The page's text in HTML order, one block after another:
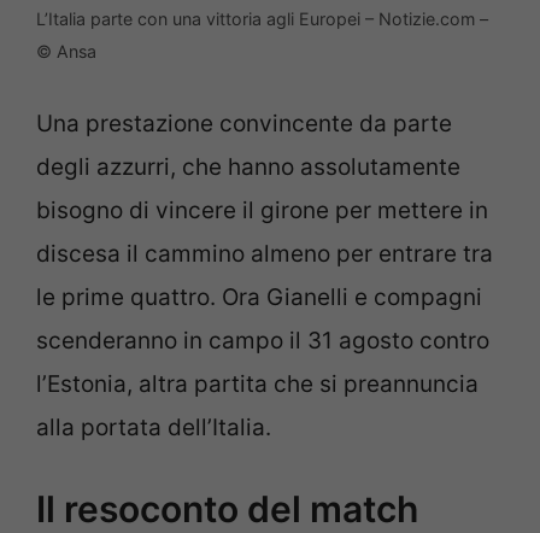
L’Italia parte con una vittoria agli Europei – Notizie.com –
© Ansa
Una prestazione convincente da parte
degli azzurri, che hanno assolutamente
bisogno di vincere il girone per mettere in
discesa il cammino almeno per entrare tra
le prime quattro. Ora Gianelli e compagni
scenderanno in campo il 31 agosto contro
l’Estonia, altra partita che si preannuncia
alla portata dell’Italia.
Il resoconto del match